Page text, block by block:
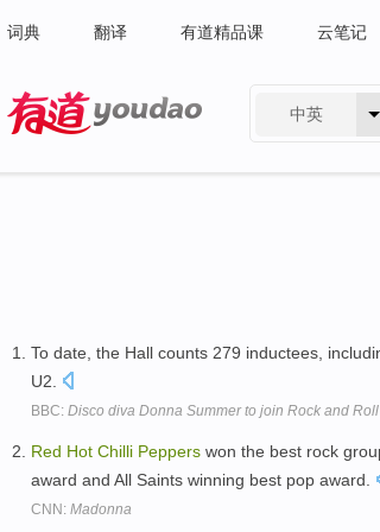
词典 翻译 有道精品课 云笔记
中英
To date, the Hall counts 279 inductees,
U2.
BBC: Disco diva Donna Summer to join Rock and
Red Hot Chilli Peppers won the best rock
award and All Saints winning best pop award.
CNN: Madonna